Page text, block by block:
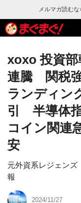
メルマガ読む
xoxo 投資
連騰 関税
ランディン
引 半導体
コイン関連
安
元外資系レジェン
報
2024/11/27